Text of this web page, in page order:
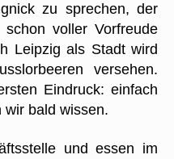
zu sprechen, der
voller Vorfreude
Leipzig als Stadt wird
versehen.
Eindruck: einfach
wir bald wissen.
und essen im